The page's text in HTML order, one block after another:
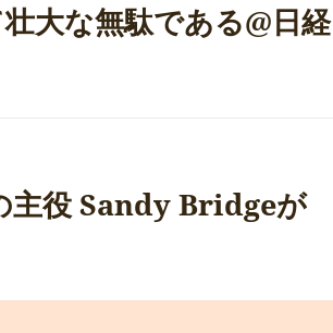
大な無駄である@日経
主役 Sandy Bridgeが